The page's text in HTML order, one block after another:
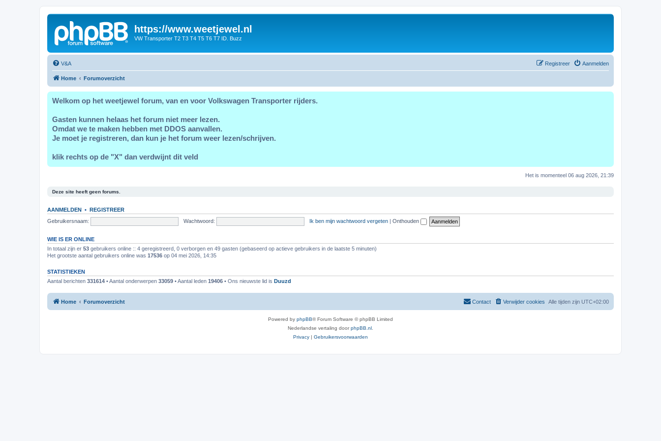
https://www.weetjewel.nl
VW Transporter T2 T3 T4 T5 T6 T7 ID. Buzz
V&A Aanmelden
Registreer
Home Forumoverzicht
Welkom op het weetjewel forum, van en voor Volkswagen Transporter rijders.
Gasten kunnen helaas het forum niet meer lezen.
Omdat we te maken hebben met DDOS aanvallen.
Je moet je registreren, dan kun je het forum weer lezen/schrijven.
klik rechts op de "X" dan verdwijnt dit veld
Het is momenteel 06 aug 2026, 21:39
Deze site heeft geen forums.
AANMELDEN • REGISTREER
Gebruikersnaam:
Wachtwoord: Ik ben mijn wachtwoord vergeten | Onthouden
WIE IS ER ONLINE
In totaal zijn er 53 gebruikers online :: 4 geregistreerd, 0 verborgen en 49 gasten (gebaseerd op actieve gebruikers in de laatste 5 minuten)
Het grootste aantal gebruikers online was 17536 op 04 mei 2026, 14:35
STATISTIEKEN
Aantal berichten 331614 • Aantal onderwerpen 33059 • Aantal leden 19406 • Ons nieuwste lid is Duuzd
Home Forumoverzicht Alle tijden zijn UTC+02:00
Verwijder cookies
Contact
Powered by phpBB® Forum Software © phpBB Limited
Nederlandse vertaling doorphpBB.nl
Privacy | Gebruikersvoorwaarden